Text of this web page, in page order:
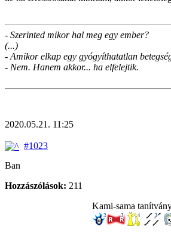
- Szerinted mikor hal meg egy ember?
(...)
- Amikor elkap egy gyógyíthatatlan
- Nem. Hanem akkor... ha elfelejtik.
2020.05.21. 11:25
#1023
Ban
Hozzászólások: 211
Kami-sama